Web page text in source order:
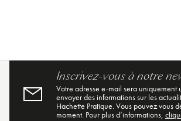
Inscrivez-vous à notre
Votre adresse e-mail sera uniquement
envoyer des informations sur les
Hachette Pratique. Vous pouvez vous
moment. Pour plus d’informations,